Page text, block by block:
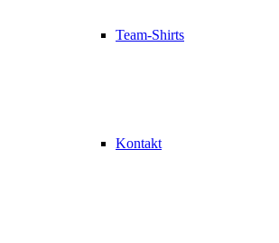
Team-Shirts
Kontakt